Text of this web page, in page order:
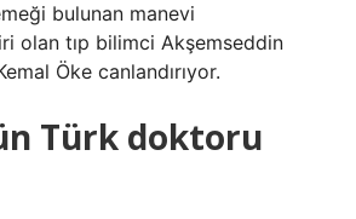
bulunan manevi
olan tıp bilimci Akşemseddin
Öke canlandırıyor.
Türk doktoru